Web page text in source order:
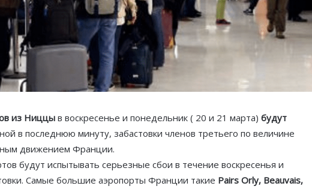
из Ниццы в воскресенье и понедельник ( 20 и 21 марта) будут
в последнюю минуту, забастовки членов третьего по величине
движением Франции.
будут испытывать серьезные сбои в течение воскресенья и
Самые большие аэропорты Франции такие Pairs Orly, Beauvais,
Князь Альбер II и Принцесса
Шарль Леклер вновь в борьбе:
паузой